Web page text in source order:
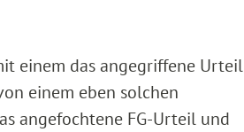
einem das angegriffene Urteil
einem eben solchen
angefochtene FG-Urteil und